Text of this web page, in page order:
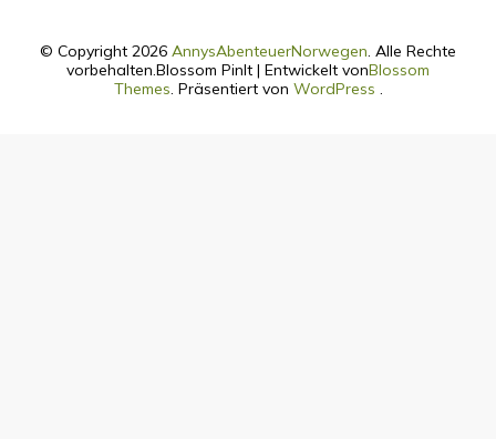
© Copyright 2026 AnnysAbenteuerNorwegen. Alle Rechte
vorbehalten.Blossom PinIt | Entwickelt vonBlossom
Themes. Präsentiert von WordPress .